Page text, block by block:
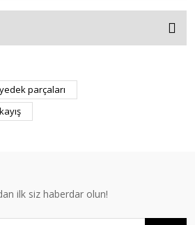
parçaları
ilk siz haberdar olun!